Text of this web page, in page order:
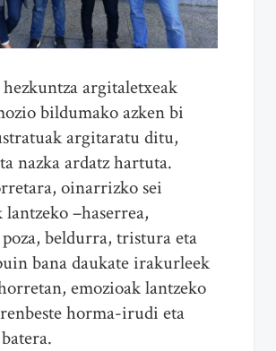
argitaletxeak
bildumako azken bi
argitaratu ditu,
nazka ardatz hartuta.
oinarrizko sei
lantzeko –haserrea,
poza, beldurra, tristura eta
bana daukate irakurleek
emozioak lantzeko
horma-irudi eta